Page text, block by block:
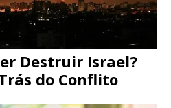
Destruir Israel?
do Conflito